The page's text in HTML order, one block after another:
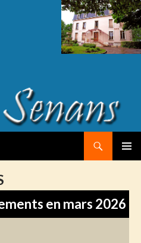
en mars 2026